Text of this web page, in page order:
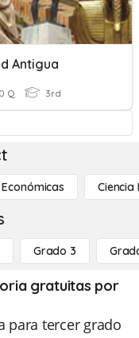
Antigua
Q 3rd
Ciencia
Grado 3
gratuitas por
para tercer grado